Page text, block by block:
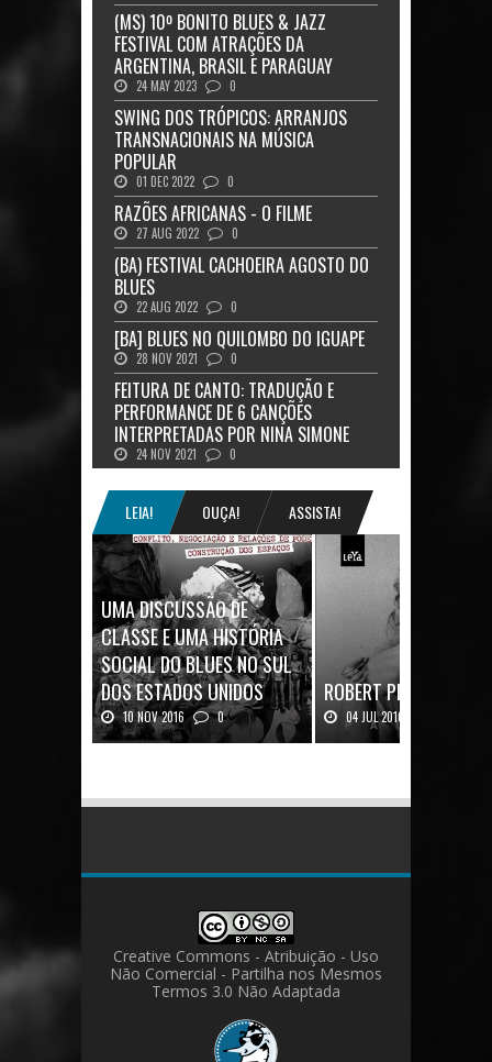
(MS) 10º BONITO BLUES & JAZZ
FESTIVAL COM ATRAÇÕES DA
ARGENTINA, BRASIL E PARAGUAY
24 MAY 2023 0
SWING DOS TRÓPICOS: ARRANJOS
TRANSNACIONAIS NA MÚSICA
POPULAR
01 DEC 2022 0
RAZÕES AFRICANAS - O FILME
27 AUG 2022 0
(BA) FESTIVAL CACHOEIRA AGOSTO DO
BLUES
22 AUG 2022 0
[BA] BLUES NO QUILOMBO DO IGUAPE
28 NOV 2021 0
FEITURA DE CANTO: TRADUÇÃO E
PERFORMANCE DE 6 CANÇÕES
INTERPRETADAS POR NINA SIMONE
24 NOV 2021 0
LEIA! OUÇA! ASSISTA!
UMA DISCUSSÃO DE
CLASSE E UMA HISTÓRIA
SOCIAL DO BLUES NO SUL
DOS ESTADOS UNIDOS
10 NOV 2016 0
Mais uma ótima oportunidade de
ROBERT PLANT: UMA
04 JUL 2016
Robert Plant, o vocalista do
Creative Commons - Atribuição - Uso
Não Comercial - Partilha nos Mesmos
Termos 3.0 Não Adaptada